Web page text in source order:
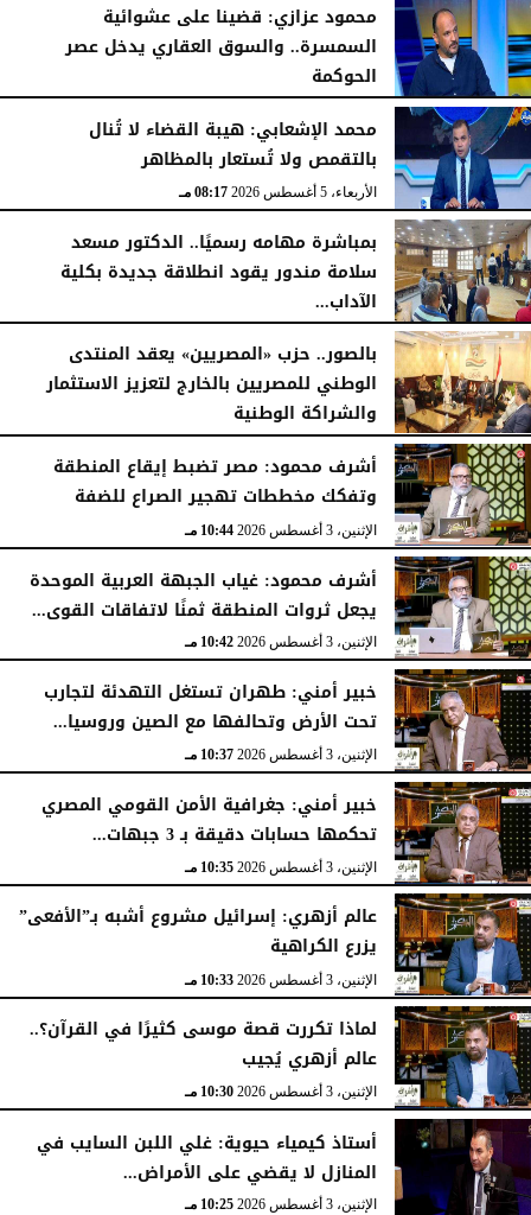
محمود عزازي: قضينا على عشوائية
السمسرة.. والسوق العقاري يدخل عصر
الحوكمة
الأربعاء، 5 أغسطس 2026
محمد الإشعابي: هيبة القضاء لا تُنال
بالتقمص ولا تُستعار بالمظاهر
الأربعاء، 5 أغسطس 2026 08:17 مـ
بمباشرة مهامه رسميًا.. الدكتور مسعد
سلامة مندور يقود انطلاقة جديدة بكلية
الآداب...
الأربعاء، 5 أغسطس 2026
بالصور.. حزب «المصريين» يعقد المنتدى
الوطني للمصريين بالخارج لتعزيز الاستثمار
والشراكة الوطنية
الثلاثاء، 4 أغسطس 2026
أشرف محمود: مصر تضبط إيقاع المنطقة
وتفكك مخططات تهجير الصراع للضفة
الإثنين، 3 أغسطس 2026 10:44 مـ
أشرف محمود: غياب الجبهة العربية الموحدة
يجعل ثروات المنطقة ثمنًا لاتفاقات القوى...
الإثنين، 3 أغسطس 2026 10:42 مـ
خبير أمني: طهران تستغل التهدئة لتجارب
تحت الأرض وتحالفها مع الصين وروسيا...
الإثنين، 3 أغسطس 2026 10:37 مـ
خبير أمني: جغرافية الأمن القومي المصري
تحكمها حسابات دقيقة بـ 3 جبهات...
الإثنين، 3 أغسطس 2026 10:35 مـ
عالم أزهري: إسرائيل مشروع أشبه بـ”الأفعى”
يزرع الكراهية
الإثنين، 3 أغسطس 2026 10:33 مـ
لماذا تكررت قصة موسى كثيرًا في القرآن؟..
عالم أزهري يُجيب
الإثنين، 3 أغسطس 2026 10:30 مـ
أستاذ كيمياء حيوية: غلي اللبن السايب في
المنازل لا يقضي على الأمراض...
الإثنين، 3 أغسطس 2026 10:25 مـ